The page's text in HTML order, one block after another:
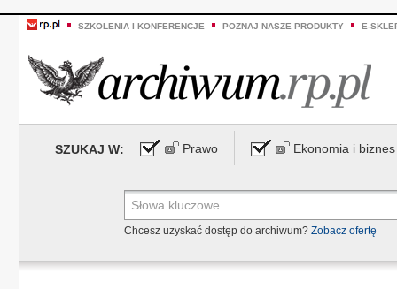
SZKOLENIA I KONFERENCJE POZNAJ NASZE PRODUKTY E-
SZUKAJ W: Prawo Ekonomia i biznes
Chcesz uzyskać dostęp do archiwum? Zobacz ofertę